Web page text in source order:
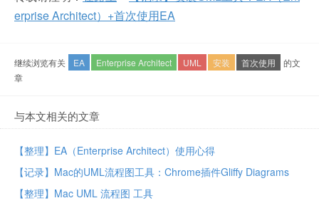
erprise Architect）+首次使用EA
继续浏览有关 EA Enterprise Architect UML 安装 首次使用
的文
章
与本文相关的文章
【整理】EA（Enterprise Architect）使用心得
【记录】Mac的UML流程图工具：Chrome插件Gliffy Diagrams
【整理】Mac UML 流程图 工具